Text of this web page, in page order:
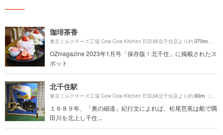
珈琲茶香
東京ミルクチーズ工場 Cow Cow Kitchen EQUiA北千住店より約370m
OZmagazine 2023年1月号「保存版！北千住」に掲載されたス
ポット
北千住駅
東京ミルクチーズ工場 Cow Cow Kitchen EQUiA北千住店より約80m （徒歩2分）
１６８９年、「奥の細道」紀行文によれば、松尾芭蕉は船で隅
田川を北上し千住...